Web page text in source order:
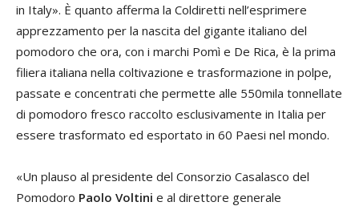
in Italy». È quanto afferma la Coldiretti nell’esprimere
apprezzamento per la nascita del gigante italiano del
pomodoro che ora, con i marchi Pomì e De Rica, è la prima
filiera italiana nella coltivazione e trasformazione in polpe,
passate e concentrati che permette alle 550mila tonnellate
di pomodoro fresco raccolto esclusivamente in Italia per
essere trasformato ed esportato in 60 Paesi nel mondo.
«Un plauso al presidente del Consorzio Casalasco del
Pomodoro Paolo Voltini e al direttore generale